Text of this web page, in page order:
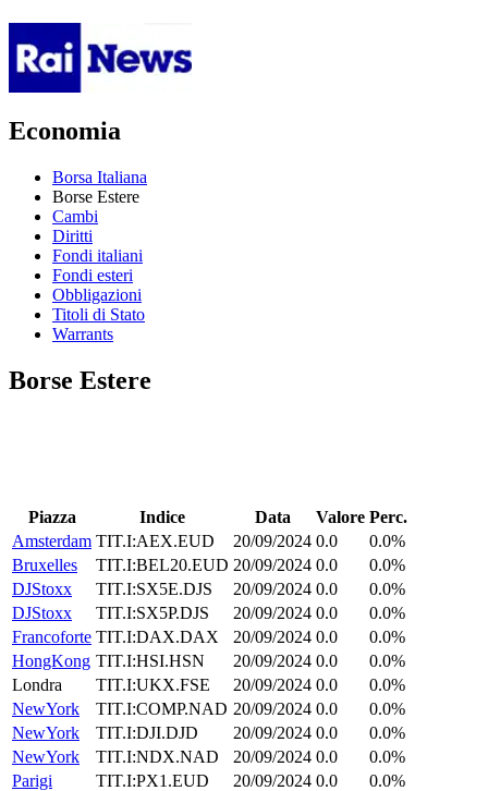
Economia
Borsa Italiana
Borse Estere
Cambi
Diritti
Fondi italiani
Fondi esteri
Obbligazioni
Titoli di Stato
Warrants
Borse Estere
Piazza Indice Data Valore Perc.
Amsterdam TIT.I:AEX.EUD 20/09/2024 0.0
0.0%
Bruxelles
TIT.I:BEL20.EUD 20/09/2024 0.0
0.0%
DJStoxx
TIT.I:SX5E.DJS 20/09/2024 0.0
0.0%
DJStoxx
TIT.I:SX5P.DJS 20/09/2024 0.0
0.0%
Francoforte TIT.I:DAX.DAX 20/09/2024 0.0
0.0%
HongKong TIT.I:HSI.HSN 20/09/2024 0.0
0.0%
Londra
TIT.I:UKX.FSE 20/09/2024 0.0
0.0%
NewYork
TIT.I:COMP.NAD 20/09/2024 0.0
0.0%
NewYork
TIT.I:DJI.DJD 20/09/2024 0.0
0.0%
NewYork
TIT.I:NDX.NAD 20/09/2024 0.0
0.0%
Parigi
TIT.I:PX1.EUD 20/09/2024 0.0
0.0%